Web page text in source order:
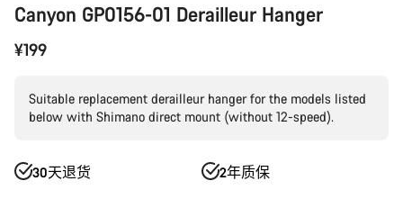
Canyon GP0156-01 Derailleur Hanger
¥199
Suitable replacement derailleur hanger for the models listed
below with Shimano direct mount (without 12-speed).
30天退货 2年质保